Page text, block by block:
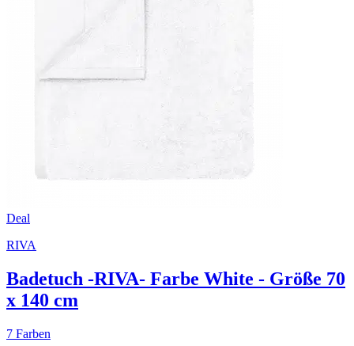
Deal
RIVA
Badetuch -RIVA- Farbe White - Größe 70
x 140 cm
7 Farben